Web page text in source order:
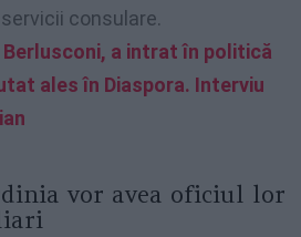
consulare.
a intrat în politică
ales în Diaspora. Interviu
vor avea oficiul lor